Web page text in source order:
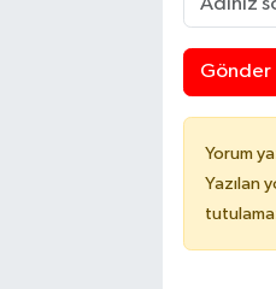
Gönder
Yorum
Yazılan